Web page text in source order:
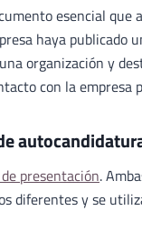
esencial que
haya publicado
organización y
con la empresa
presentación.
diferentes y se